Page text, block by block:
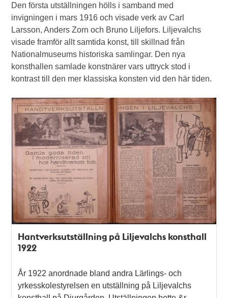
Den första utställningen hölls i samband med
invigningen i mars 1916 och visade verk av Carl
Larsson, Anders Zorn och Bruno Liljefors. Liljevalchs
visade framför allt samtida konst, till skillnad från
Nationalmuseums historiska samlingar. Den nya
konsthallen samlade konstnärer vars uttryck stod i
kontrast till den mer klassiska konsten vid den här tiden.
Hantverksutställning på Liljevalchs konsthall
1922
År 1922 anordnade bland andra Lärlings- och
yrkesskolestyrelsen en utställning på Liljevalchs